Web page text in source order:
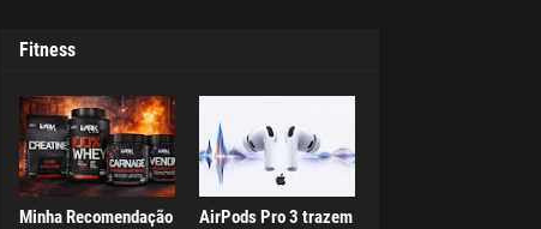
Fitness
Minha Recomendação
AirPods Pro 3 trazem